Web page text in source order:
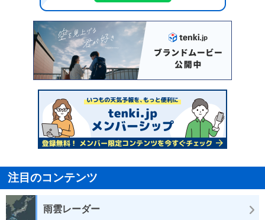
注目のコンテンツ
雨雲レーダー